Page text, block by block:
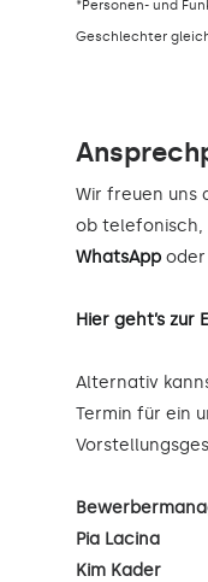
*Personen- und
Geschlechter
Wir freuen uns
ob telefonisch,
WhatsApp oder
Hier geht’s zur
Alternativ
Termin für ein
Pia Lacina
Kim Kader